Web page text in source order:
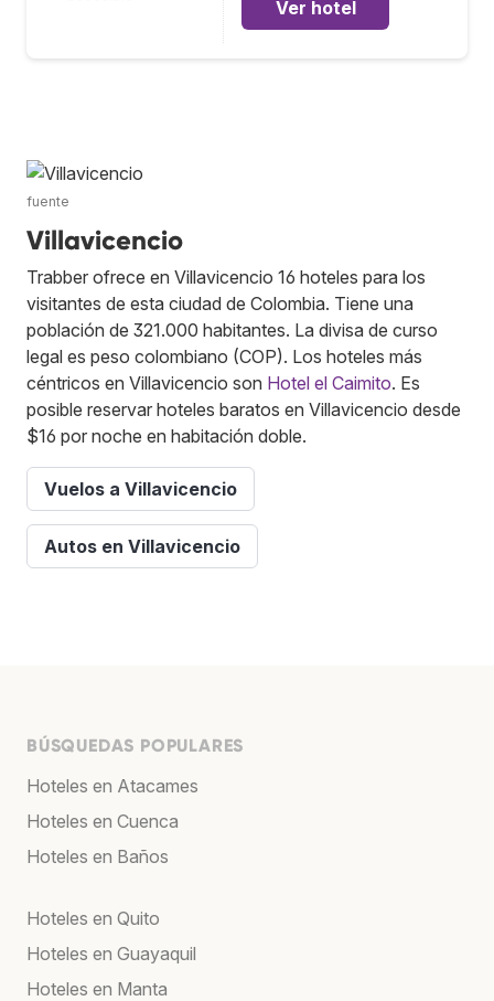
Ver hotel
fuente
Villavicencio
Trabber ofrece en Villavicencio 16 hoteles para los
visitantes de esta ciudad de Colombia. Tiene una
población de 321.000 habitantes. La divisa de curso
legal es peso colombiano (COP). Los hoteles más
céntricos en Villavicencio son Hotel el Caimito. Es
posible reservar hoteles baratos en Villavicencio desde
$16 por noche en habitación doble.
Vuelos a Villavicencio
Autos en Villavicencio
BÚSQUEDAS POPULARES
Hoteles en Atacames
Hoteles en Cuenca
Hoteles en Baños
Hoteles en Quito
Hoteles en Guayaquil
Hoteles en Manta